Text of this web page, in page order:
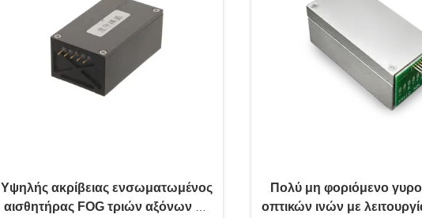
Υψηλής ακρίβειας ενσωματωμένος
αισθητήρας FOG τριών αξόνων με
Πολύ μη φοριόμενο
οπτικών ινών με